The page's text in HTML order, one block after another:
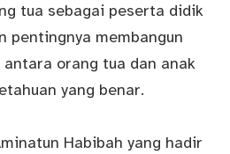
tua sebagai peserta didik
pentingnya membangun
orang tua dan anak
yang benar.
Habibah yang hadir